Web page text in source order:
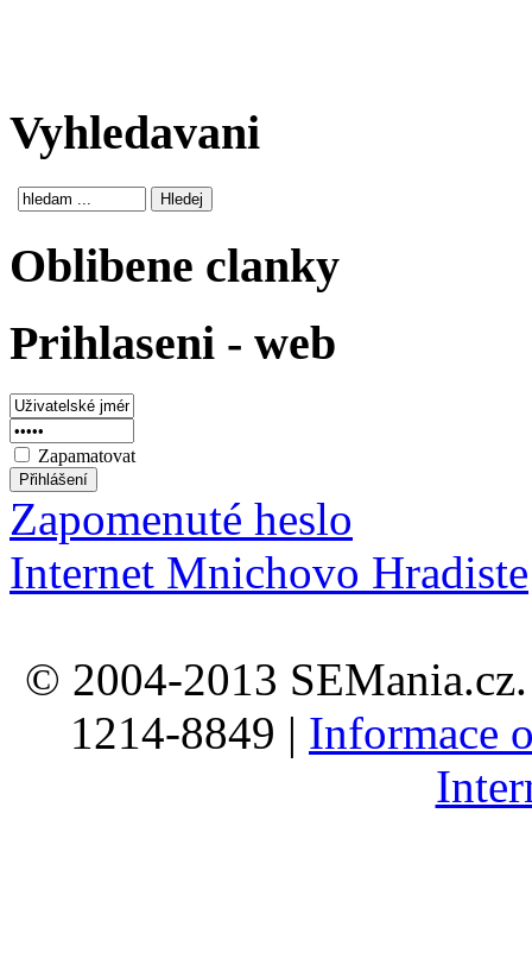
Vyhledavani
Oblibene clanky
Prihlaseni - web
Zapamatovat
Zapomenuté heslo
Internet Mnichovo Hradiste
© 2004-2013
1214-8849 | Informace